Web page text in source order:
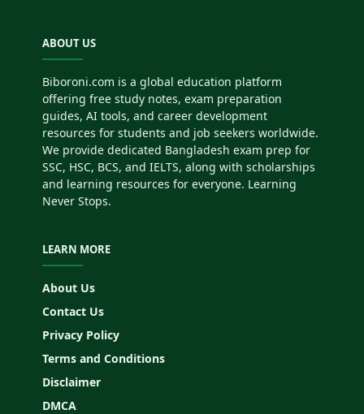
ABOUT US
Biboroni.com is a global education platform
offering free study notes, exam preparation
guides, AI tools, and career development
resources for students and job seekers worldwide.
We provide dedicated Bangladesh exam prep for
SSC, HSC, BCS, and IELTS, along with scholarships
and learning resources for everyone. Learning
Never Stops.
LEARN MORE
About Us
Contact Us
Privacy Policy
Terms and Conditions
Disclaimer
DMCA